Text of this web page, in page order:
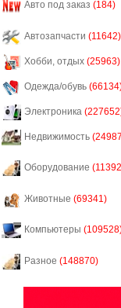
Авто под заказ (184)
Автозапчасти (11642)
Хобби, отдых (25963)
Одежда/обувь
Электроника
Недвижимость
Оборудование
Животные (69341)
Компьютеры
Разное (148870)